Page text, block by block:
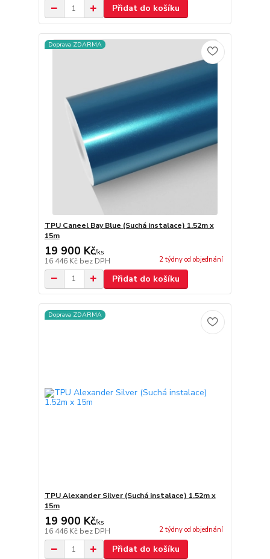
Přidat do košíku
Doprava ZDARMA
TPU Caneel Bay Blue (Suchá instalace) 1.52m x
15m
19 900 Kč/ks
16 446 Kč bez DPH 2 týdny od objednání
Přidat do košíku
Doprava ZDARMA
TPU Alexander Silver (Suchá instalace) 1.52m x
15m
19 900 Kč/ks
16 446 Kč bez DPH 2 týdny od objednání
Přidat do košíku